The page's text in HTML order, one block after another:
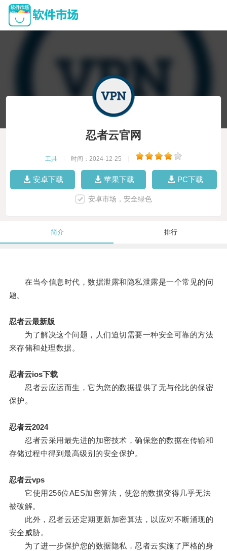
忍者云官网
工具 时间：2024-12-25
安卓下载 苹果下载 PC下载
安卓市场，安全绿色
简介 排行
在当今信息时代，数据泄露和隐私泄露是一个常见的问
题。
忍者云最新版
为了解决这个问题，人们迫切需要一种安全可靠的方法
来存储和处理数据。
忍者云ios下载
忍者云应运而生，它为您的数据提供了无与伦比的保密
保护。
忍者云2024
忍者云采用最先进的加密技术，确保您的数据在传输和
存储过程中得到最高级别的安全保护。
忍者云vps
它使用256位AES加密算法，使您的数据变得几乎无法
被破解。
此外，忍者云还定期更新加密算法，以应对不断涌现的
安全威胁。
为了进一步保护您的数据隐私，忍者云实施了严格的身